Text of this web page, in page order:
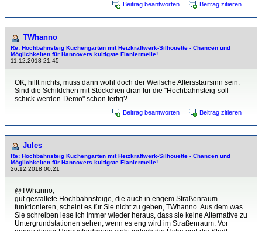
Beitrag beantworten Beitrag zitieren
TWhanno
Re: Hochbahnsteig Küchengarten mit Heizkraftwerk-Sil­hou­et­te - Chancen und
Möglichkeiten für Hannovers kultigste Flaniermeile!
11.12.2018 21:45
OK, hilft nichts, muss dann wohl doch der Weilsche Altersstarrsinn sein.
Sind die Schildchen mit Stöckchen dran für die "Hochbahnsteig-soll-
schick-werden-Demo" schon fertig?
Beitrag beantworten Beitrag zitieren
Jules
Re: Hochbahnsteig Küchengarten mit Heizkraftwerk-Sil­hou­et­te - Chancen und
Möglichkeiten für Hannovers kultigste Flaniermeile!
26.12.2018 00:21
@TWhanno,
gut gestaltete Hochbahnsteige, die auch in engem Straßenraum
funktionieren, scheint es für Sie nicht zu geben, TWhanno. Aus dem was
Sie schreiben lese ich immer wieder heraus, dass sie keine Alternative zu
Untergrundstationen sehen, wenn es eng wird im Straßenraum. Vor